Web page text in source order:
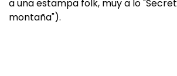
a una estampa folk, muy a lo
montaña").